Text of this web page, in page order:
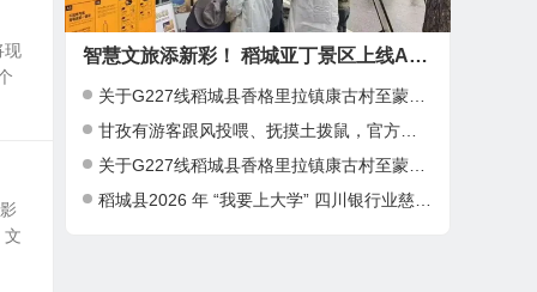
现
文
智慧文旅添新彩！ 稻城亚丁景区上线AI诗词定制文创服务！
关于G227线稻城县香格里拉镇康古村至蒙自乡塌方路段限时通行管制的通告
甘孜有游客跟风投喂、抚摸土拨鼠，官方回应：明令禁止，存在极高公共卫生安全隐患
关于G227线稻城县香格里拉镇康古村至蒙自乡塌方路段临时抢通及限时通行管制的通告
稻城县2026 年 “我要上大学” 四川银行业慈善基金助学项目开始报名啦！